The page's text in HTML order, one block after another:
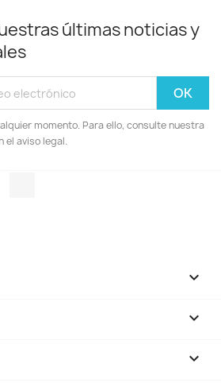
últimas noticias y
momento. Para ello, consulte nuestra
el aviso legal.


